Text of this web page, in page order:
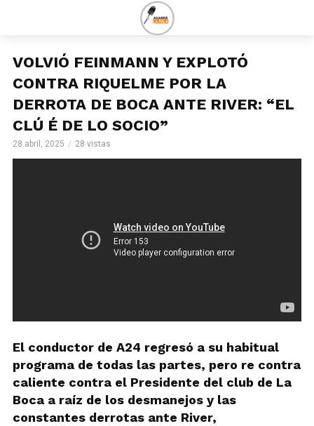
VOLVIÓ FEINMANN Y EXPLOTÓ
CONTRA RIQUELME POR LA
DERROTA DE BOCA ANTE RIVER: “EL
CLÚ É DE LO SOCIO”
28 abril, 2025 28 vistas
El conductor de A24 regresó a su habitual
programa de todas las partes, pero re contra
caliente contra el Presidente del club de La
Boca a raíz de los desmanejos y las
constantes derrotas ante River,